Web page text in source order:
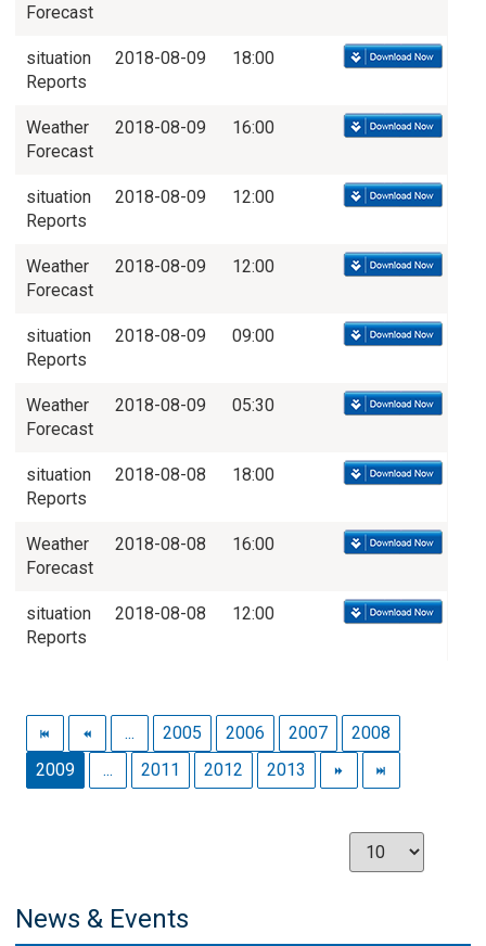
Forecast
situation
Reports
2018-08-09 18:00
Weather
Forecast
2018-08-09 16:00
situation
Reports
2018-08-09 12:00
Weather
Forecast
2018-08-09 12:00
situation
Reports
2018-08-09 09:00
Weather
Forecast
2018-08-09 05:30
situation
Reports
2018-08-08 18:00
Weather
Forecast
2018-08-08 16:00
situation
Reports
2018-08-08 12:00
... 2005 2006 2007
2008
2009
... 2011 2012 2013
News & Events